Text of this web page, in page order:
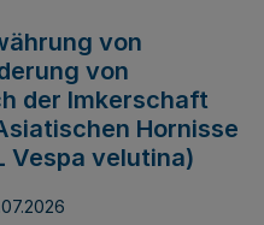
von
von
der Imkerschaft
Hornisse
Vespa velutina)